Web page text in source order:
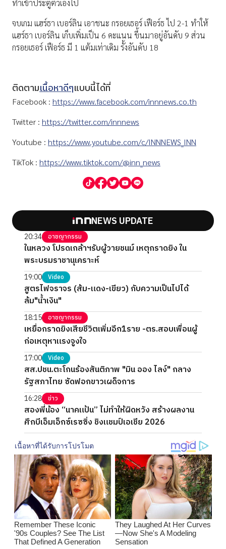
ทำเข้าประตูตัวเองไป
จบเกม แฮร์ธา เบอร์ลิน เอาชนะ กรอยเธอร์ เฟือร์ธ ไป 2-1 ทำให้
แฮร์ธา เบอร์ลิน เก็บเพิ่มเป็น 6 คะแนน ขึ้นมาอยู่อันดับ 9 ส่วน
กรอยเธอร์ เฟือร์ธ มี 1 แต้มเท่าเดิม รั้งอันดับ 18
ติดตามเนื้อหาดีๆแบบนี้ได้ที่
Facebook : https://www.facebook.com/innnews.co.th
Twitter : https://twitter.com/innnews
Youtube : https://www.youtube.com/c/INNNEWS_INN
TikTok : https://www.tiktok.com/@inn_news
NEWS UPDATE
20:34 อาชญากรรม
ในหลวง โปรดเกล้าฯรับผู้วายชนม์ เหตุกราดยิง ใน
พระบรมราชานุเคราะห์
19:00 Video
สูตรไฟจราจร (ส้ม-แดง-เขียว) กับความเป็นไปได้
ล้ม"น้ำเงิน"
18:15 อาชญากรรม
เหยื่อกราดยิงเสียชีวิตเพิ่มอีก1ราย -ตร.สอบเพื่อนผู้
ก่อเหตุหาแรงจูงใจ
17:00 Video
สส.ปชน.ตะโกนร้องสันติภาพ "มิน ออง ไลง์" กลาง
รัฐสภาไทย ซัดฟอกขาวเผด็จการ
16:28 ข่าว
สองพี่น้อง “นาคแป้น” ไม่ทำให้ผิดหวัง สร้างผลงาน
ศึกบีเอ็มเอ็กซ์เรซซิ่ง ชิงแชมป์เอเชีย 2026